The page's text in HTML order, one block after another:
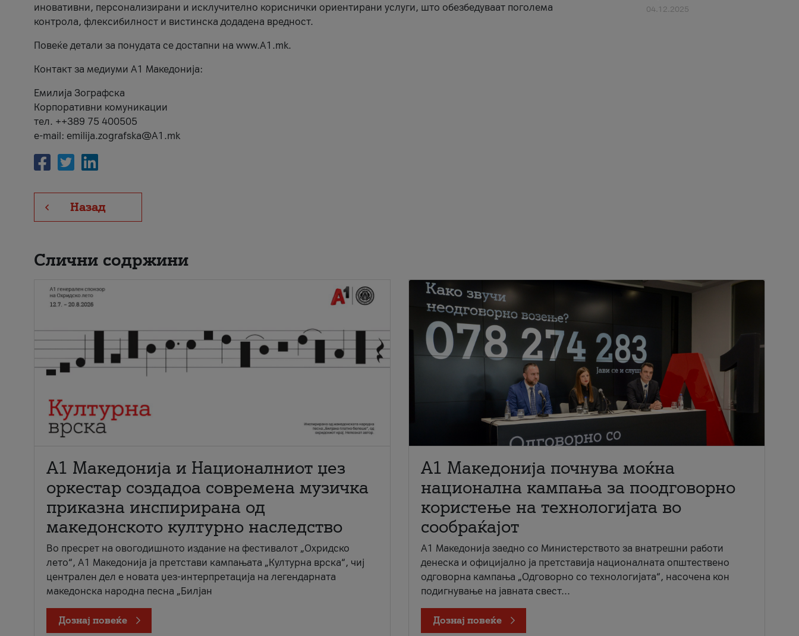
иновативни, персонализирани и исклучително кориснички ориентирани услуги, што обезбедуваат поголема
контрола, флексибилност и вистинска додадена вредност.
Повеќе детали за понудата се достапни на www.А1.mk.
Контакт за медиуми А1 Македонија:
Емилија Зографска
Корпоративни комуникации
тел. ++389 75 400505
e-mail: emilija.zografska@A1.mk
Назад
04.12.2025
Слични содржини
А1 Македонија и Националниот џез
оркестар создадоа современа музичка
приказна инспирирана од
македонското културно наследство
Во пресрет на овогодишното издание на фестивалот „Охридско
лето“, А1 Македонија ја претстави кампањата „Културна врска“, чиј
централен дел е новата џез-интерпретација на легендарната
македонска народна песна „Билјан
Дознај повеќе
A1 Македонија почнува моќна
национална кампања за поодговорно
користење на технологијата во
сообраќајот
A1 Македонија заедно со Министерството за внатрешни работи
денеска и официјално ја претставија националната општествено
одговорна кампања „Одговорно со технологијата“, насочена кон
подигнување на јавната свест...
Дознај повеќе